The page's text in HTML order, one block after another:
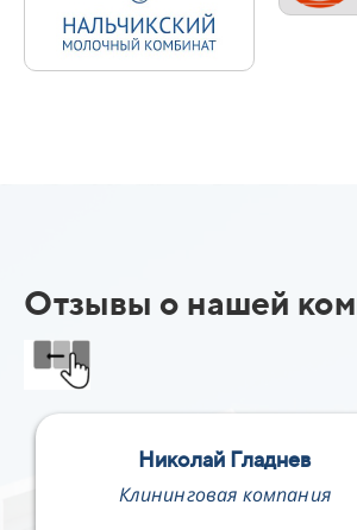
Отзывы о нашей
Николай Гладнев
Клининговая компания